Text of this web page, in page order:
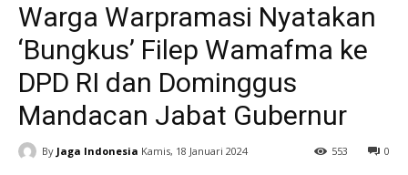
Warga Warpramasi Nyatakan
‘Bungkus’ Filep Wamafma ke
DPD RI dan Dominggus
Mandacan Jabat Gubernur
By Jaga Indonesia Kamis, 18 Januari 2024 0
553